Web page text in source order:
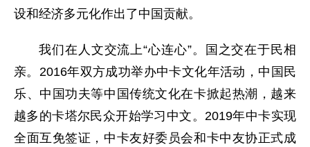
设和经济多元化作出了中国贡献。
我们在人文交流上“心连心”。国之交在于民相
亲。2016年双方成功举办中卡文化年活动，中国民
乐、中国功夫等中国传统文化在卡掀起热潮，越来
越多的卡塔尔民众开始学习中文。2019年中卡实现
全面互免签证，中卡友好委员会和卡中友协正式成